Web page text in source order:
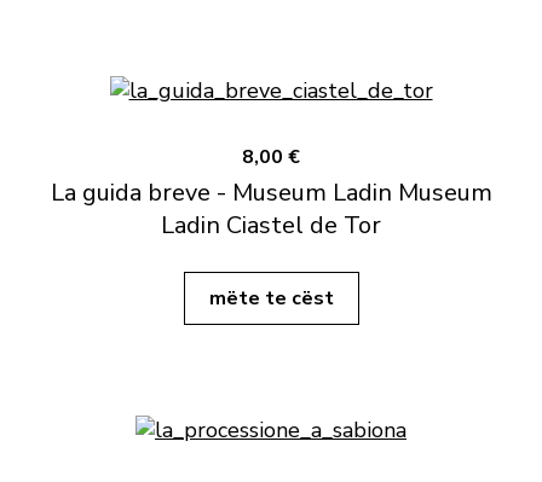
8,00 €
La guida breve - Museum Ladin Museum
Ladin Ciastel de Tor
mëte te cëst